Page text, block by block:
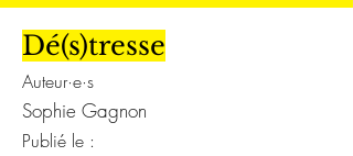
Dé(s)tresse
Auteur·e·s
Sophie Gagnon
Publié le :